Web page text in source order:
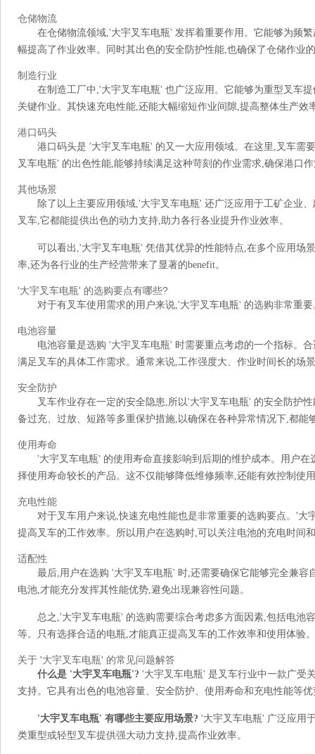
仓储物流
在仓储物流领域,'大宇叉车电瓶' 发挥着重要作用。它能够为频
幅提高了作业效率。同时其出色的安全防护性能,也确保了仓储作业
制造行业
在制造工厂中,'大宇叉车电瓶' 也广泛应用。它能够为重型叉车
关键作业。其快速充电性能,还能大幅缩短作业间隙,提高整体生产效
港口码头
港口码头是 '大宇叉车电瓶' 的又一大应用领域。在这里,叉车需
叉车电瓶' 的出色性能,能够持续满足这种苛刻的作业需求,确保港口
其他场景
除了以上主要应用领域,'大宇叉车电瓶' 还广泛应用于工矿企业
叉车,它都能提供出色的动力支持,助力各行各业提升作业效率。
可以看出,'大宇叉车电瓶' 凭借其优异的性能特点,在多个应用场
率,还为各行业的生产经营带来了显著的benefit。
'大宇叉车电瓶' 的选购要点有哪些?
对于有叉车使用需求的用户来说,'大宇叉车电瓶' 的选购非常重
电池容量
电池容量是选购 '大宇叉车电瓶' 时需要重点考虑的一个指标。
满足叉车的具体工作需求。通常来说,工作强度大、作业时间长的场
安全防护
叉车作业存在一定的安全隐患,所以'大宇叉车电瓶' 的安全防护
备过充、过放、短路等多重保护措施,以确保在各种异常情况下,都能
使用寿命
'大宇叉车电瓶' 的使用寿命直接影响到后期的维护成本。用户
择使用寿命较长的产品。这不仅能够降低维修频率,还能有效控制使
充电性能
对于叉车用户来说,快速充电性能也是非常重要的选购要点。'
提高叉车的工作效率。所以用户在选购时,可以关注电池的充电时间
适配性
最后,用户在选购 '大宇叉车电瓶' 时,还需要确保它能够完全兼容
电池,才能充分发挥其性能优势,避免出现兼容性问题。
总之,'大宇叉车电瓶' 的选购需要综合考虑多方面因素,包括电池
等。只有选择合适的电瓶,才能真正提高叉车的工作效率和使用体验。
关于 '大宇叉车电瓶' 的常见问题解答
什么是 '大宇叉车电瓶'? '大宇叉车电瓶' 是叉车行业中一款广受
支持。它具有出色的电池容量、安全防护、使用寿命和充电性能等优
'大宇叉车电瓶' 有哪些主要应用场景? '大宇叉车电瓶' 广泛应用
类重型或轻型叉车提供强大动力支持,提高作业效率。